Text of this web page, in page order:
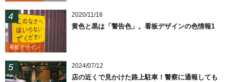
看板デザイン
2020/11/16
黄色と黒は「警告色」。看板デザインの色情報1
2024/07/12
店の近くで見かけた路上駐車！警察に通報しても